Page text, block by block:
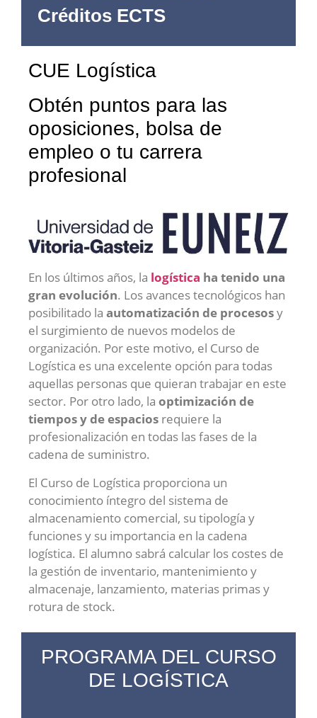
Créditos ECTS
CUE Logística
Obtén puntos para las
oposiciones, bolsa de
empleo o tu carrera
profesional
En los últimos años, la logística ha tenido una
gran evolución. Los avances tecnológicos han
posibilitado la automatización de procesosy
el surgimiento de nuevos modelos de
organización. Por este motivo, el Curso de
Logística es una excelente opción para todas
aquellas personas que quieran trabajar en este
sector. Por otro lado, la optimización de
tiempos y de espacios requiere la
profesionalización en todas las fases de la
cadena de suministro.
El Curso de Logística proporciona un
conocimiento íntegro del sistema de
almacenamiento comercial, su tipología y
funciones y su importancia en la cadena
logística. El alumno sabrá calcular los costes de
la gestión de inventario, mantenimiento y
almacenaje, lanzamiento, materias primas y
rotura de stock.
PROGRAMA DEL CURSO
DE LOGÍSTICA